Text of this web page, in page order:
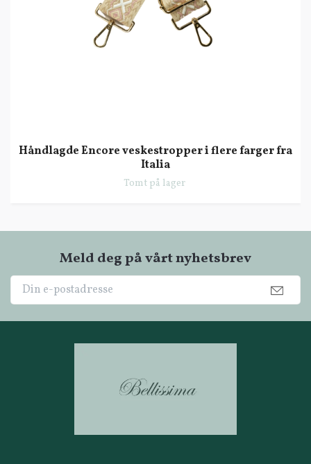
Håndlagde Encore veskestropper i flere farger fra
Italia
Tomt på lager
Meld deg på vårt nyhetsbrev